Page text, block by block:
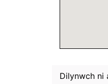
Dilynwch ni